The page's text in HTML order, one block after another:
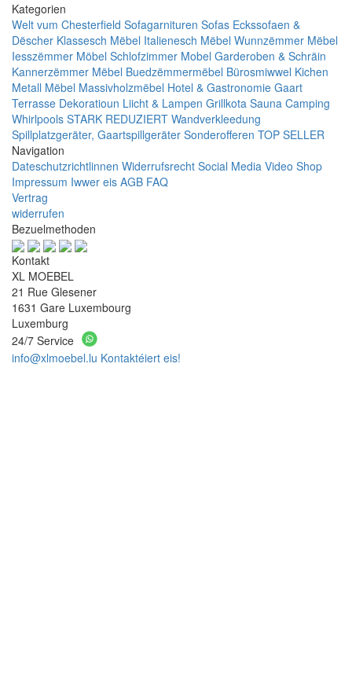
Kategorien
Welt vum Chesterfield Sofagarnituren Sofas Eckssofaen &
Dëscher Klassesch Mëbel Italienesch Mëbel Wunnzëmmer Mëbel
Iesszëmmer Möbel Schlofzimmer Mobel Garderoben & Schräin
Kannerzëmmer Mëbel Buedzëmmermëbel Bürosmiwwel Kichen
Metall Mëbel Massivholzmëbel Hotel & Gastronomie Gaart
Terrasse Dekoratioun Liicht & Lampen Grillkota Sauna Camping
Whirlpools STARK REDUZIERT Wandverkleedung
Spillplatzgeräter, Gaartspillgeräter Sonderofferen TOP SELLER
Navigation
Dateschutzrichtlinnen Widerrufsrecht Social Media Video Shop
Impressum Iwwer eis AGB FAQ
Vertrag
widerrufen
Bezuelmethoden
Kontakt
XL MOEBEL
21 Rue Glesener
1631 Gare Luxembourg
Luxemburg
24/7 Service
info@xlmoebel.lu Kontaktéiert eis!